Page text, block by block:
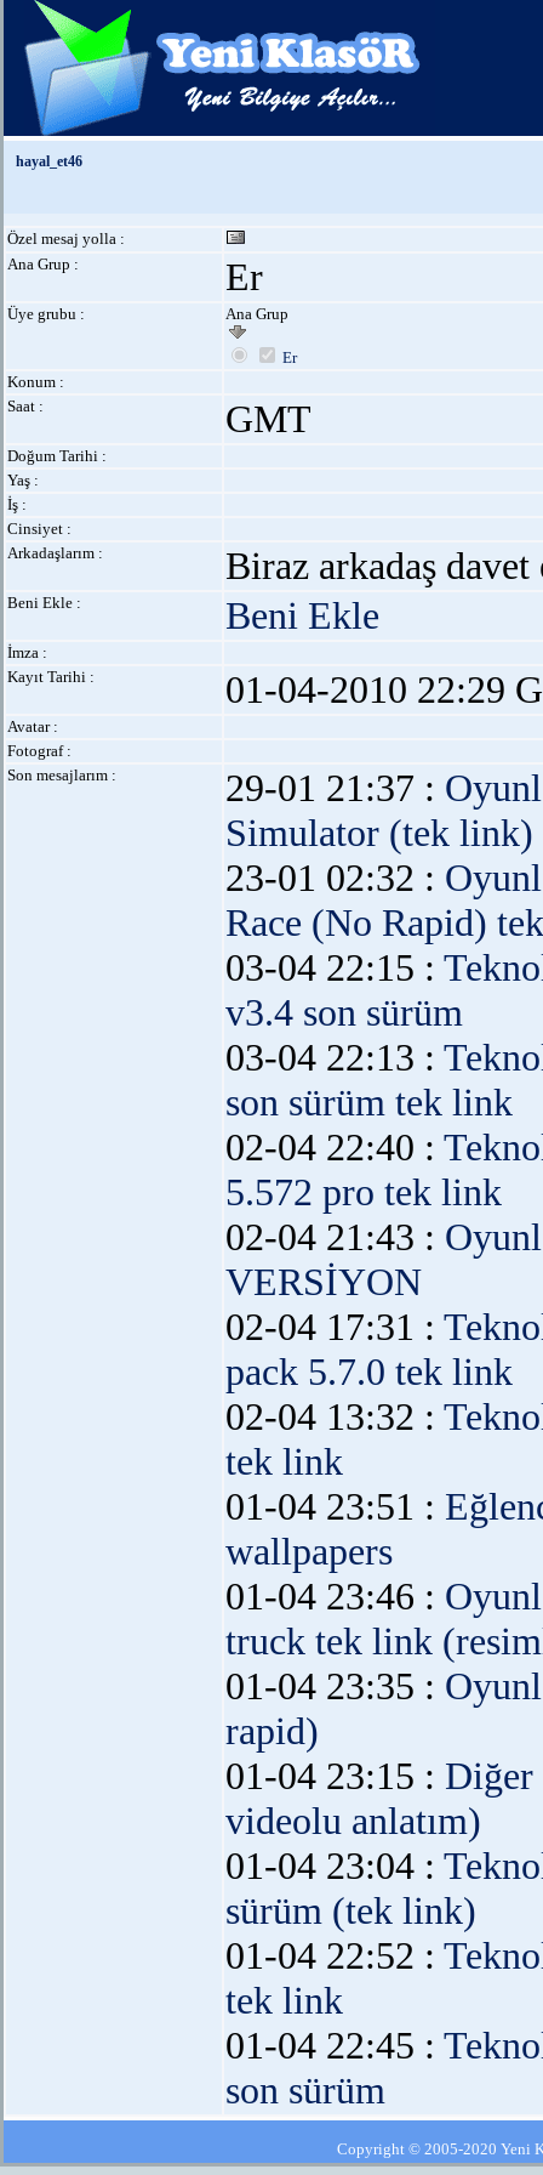
hayal_et46
Özel mesaj yolla :
Ana Grup :
Er
Üye grubu : Ana Grup
Er
Konum :
Saat :
GMT
Doğum Tarihi :
Yaş :
İş :
Cinsiyet :
Arkadaşlarım :
Biraz arkadaş davet
Beni Ekle : Beni Ekle
İmza :
Kayıt Tarihi :
01-04-2010 22:29
Avatar :
Fotograf :
Son mesajlarım :
29-01 21:37 :
Simulator (tek link)
23-01 02:32 :
Race (No Rapid)
03-04 22:15 :
v3.4 son sürüm
03-04 22:13 :
son sürüm tek link
02-04 22:40 :
5.572 pro tek link
02-04 21:43 :
VERSİYON
02-04 17:31 :
pack 5.7.0 tek link
02-04 13:32 :
tek link
01-04 23:51 :
wallpapers
01-04 23:46 :
truck tek link
01-04 23:35 :
rapid)
01-04 23:15 : Diğer
videolu anlatım)
01-04 23:04 :
sürüm (tek link)
01-04 22:52 :
tek link
01-04 22:45 :
son sürüm
Copyright © 2005-2020 Yeni